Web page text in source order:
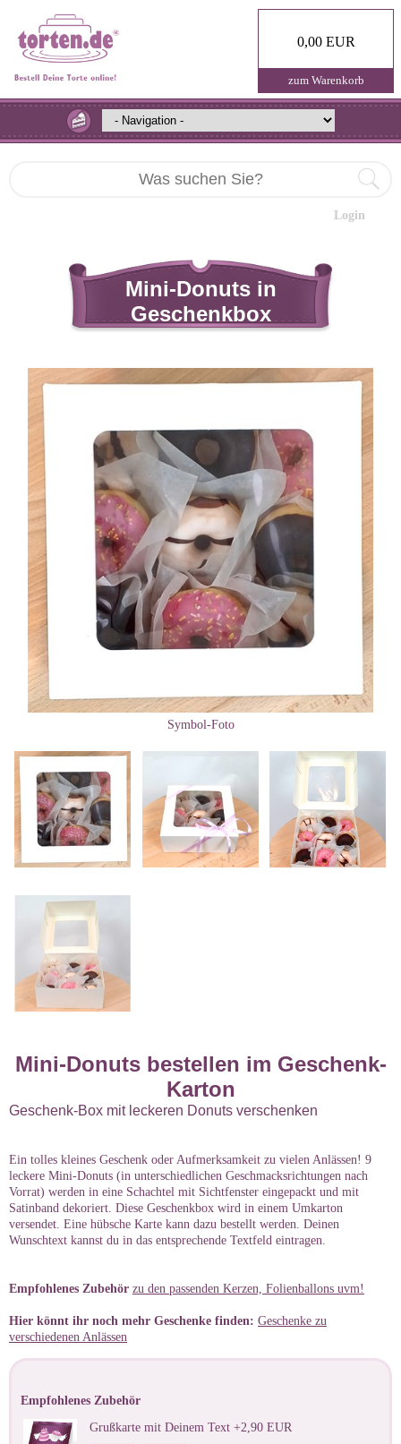
0,00 EUR
zum Warenkorb
Login
Mini-Donuts in
Geschenkbox
Symbol-Foto
Mini-Donuts bestellen im Geschenk-
Karton
Geschenk-Box mit leckeren Donuts verschenken
Ein tolles kleines Geschenk oder Aufmerksamkeit zu vielen Anlässen! 9
leckere Mini-Donuts (in unterschiedlichen Geschmacksrichtungen nach
Vorrat) werden in eine Schachtel mit Sichtfenster eingepackt und mit
Satinband dekoriert. Diese Geschenkbox wird in einem Umkarton
versendet. Eine hübsche Karte kann dazu bestellt werden. Deinen
Wunschtext kannst du in das entsprechende Textfeld eintragen.
Empfohlenes Zubehör zu den passenden Kerzen, Folienballons uvm!
Hier könnt ihr noch mehr Geschenke finden: Geschenke zu
verschiedenen Anlässen
Empfohlenes Zubehör
Grußkarte mit Deinem Text +2,90 EUR